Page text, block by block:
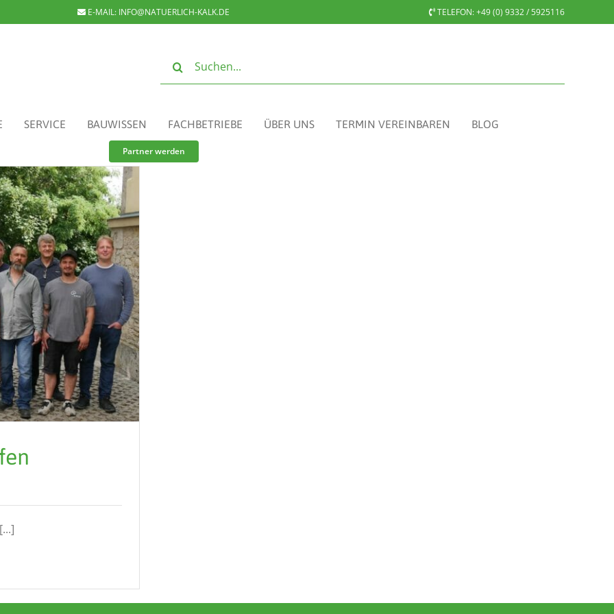
E-MAIL: INFO@NATUERLICH-KALK.DE TELEFON:+49 (0) 9332 / 5925116
Suche
nach:
SERVICE BAUWISSEN FACHBETRIEBE ÜBER UNS TERMIN VEREINBAREN BLOG
Partner werden